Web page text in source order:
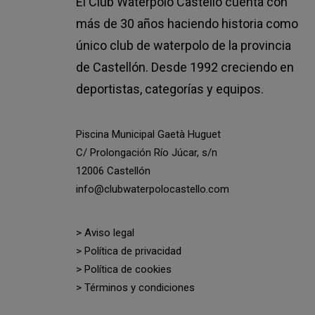
más de 30 años haciendo historia como
único club de waterpolo de la provincia
de Castellón. Desde 1992 creciendo en
deportistas, categorías y equipos.
Piscina Municipal Gaetà Huguet
C/ Prolongación Río Júcar, s/n
12006 Castellón
info@clubwaterpolocastello.com
> Aviso legal
> Política de privacidad
> Política de cookies
> Términos y condiciones